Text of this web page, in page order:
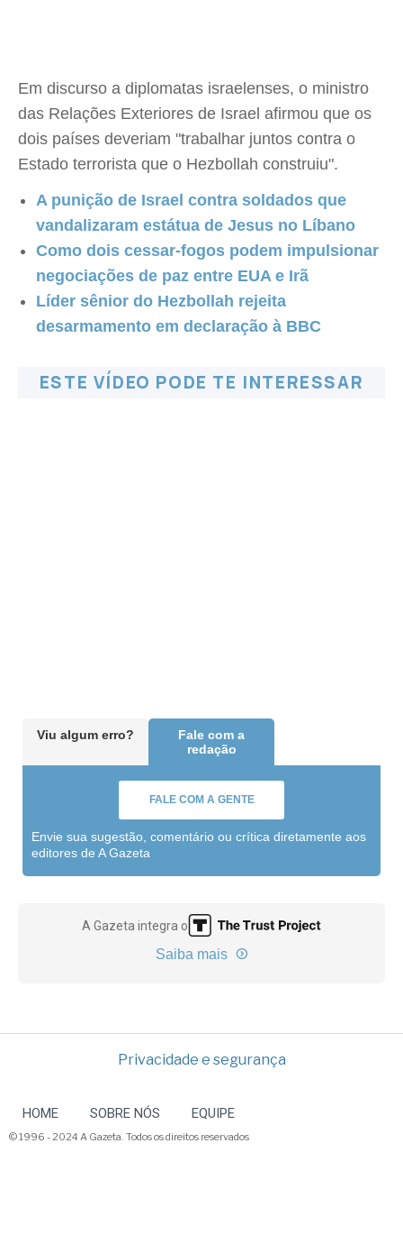
Em discurso a diplomatas israelenses, o ministro
das Relações Exteriores de Israel afirmou que os
dois países deveriam "trabalhar juntos contra o
Estado terrorista que o Hezbollah construiu".
A punição de Israel contra soldados que
vandalizaram estátua de Jesus no Líbano
Como dois cessar-fogos podem impulsionar
negociações de paz entre EUA e Irã
Líder sênior do Hezbollah rejeita
desarmamento em declaração à BBC
ESTE VÍDEO PODE TE INTERESSAR
Viu algum erro?
Fale com a
redação
FALE COM A GENTE
Envie sua sugestão, comentário ou crítica diretamente aos
editores de A Gazeta
A Gazeta integra o
Saiba mais
Privacidade e segurança
HOME SOBRE NÓS EQUIPE
© 1996 - 2024 A Gazeta. Todos os direitos reservados